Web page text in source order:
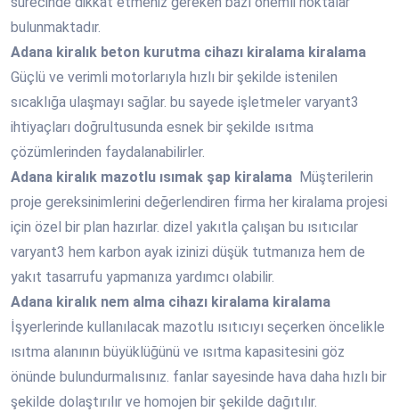
bulunmaktadır.
Adana kiralık beton kurutma cihazı kiralama kiralama
Güçlü ve verimli motorlarıyla hızlı bir şekilde istenilen
sıcaklığa ulaşmayı sağlar. bu sayede işletmeler varyant3
ihtiyaçları doğrultusunda esnek bir şekilde ısıtma
çözümlerinden faydalanabilirler.
Adana kiralık mazotlu ısımak şap kiralama Müşterilerin
proje gereksinimlerini değerlendiren firma her kiralama projesi
için özel bir plan hazırlar. dizel yakıtla çalışan bu ısıtıcılar
varyant3 hem karbon ayak izinizi düşük tutmanıza hem de
yakıt tasarrufu yapmanıza yardımcı olabilir.
Adana kiralık nem alma cihazı kiralama kiralama
İşyerlerinde kullanılacak mazotlu ısıtıcıyı seçerken öncelikle
ısıtma alanının büyüklüğünü ve ısıtma kapasitesini göz
önünde bulundurmalısınız. fanlar sayesinde hava daha hızlı bir
şekilde dolaştırılır ve homojen bir şekilde dağıtılır.